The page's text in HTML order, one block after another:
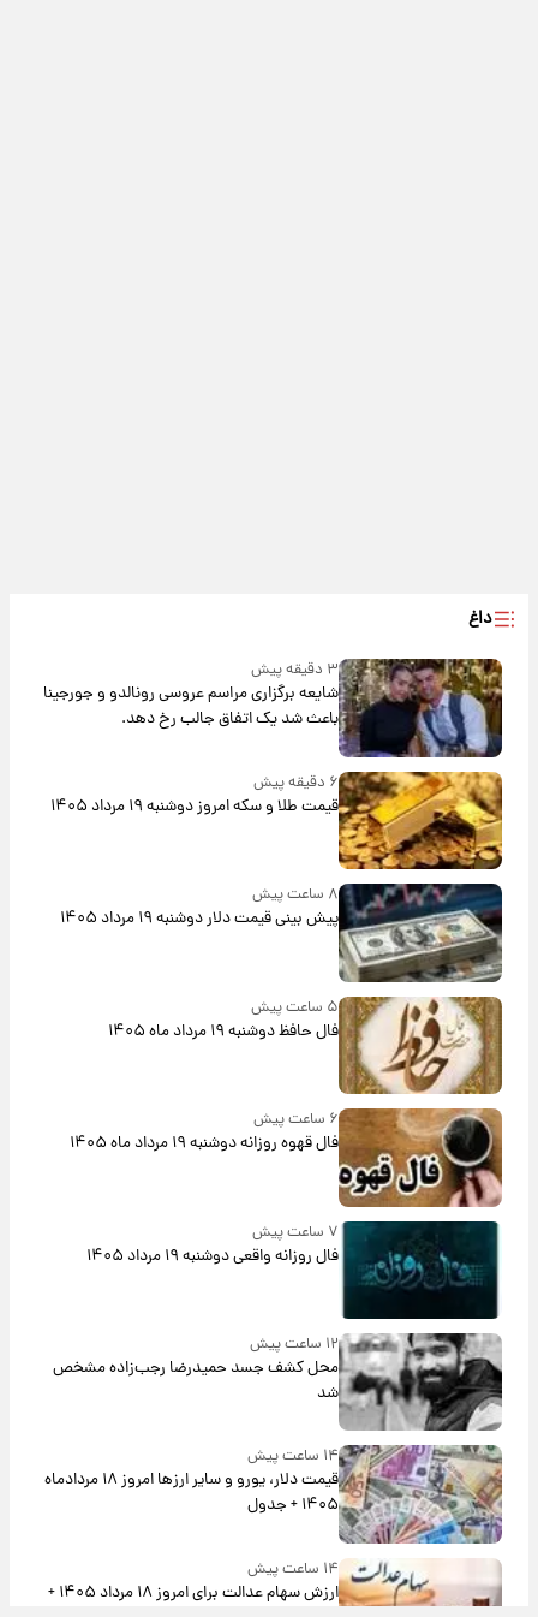
داغ
۳ دقیقه پیش
شایعه برگزاری مراسم عروسی رونالدو و جورجینا
باعث شد یک اتفاق جالب رخ دهد.
۶ دقیقه پیش
قیمت طلا و سکه امروز دوشنبه ۱۹ مرداد ۱۴۰۵
۸ ساعت پیش
پیش‌ بینی قیمت دلار دوشنبه ۱۹ مرداد ۱۴۰۵
۵ ساعت پیش
فال حافظ دوشنبه ۱۹ مرداد ماه ۱۴۰۵
۶ ساعت پیش
فال قهوه روزانه دوشنبه ۱۹ مرداد ماه ۱۴۰۵
فال روزانه واقعی دوشنبه ۱۹ مرداد ۱۴۰۵
۱۲ ساعت پیش
محل کشف جسد حمیدرضا رجب‌زاده مشخص
شد
۱۴ ساعت پیش
قیمت دلار، یورو و سایر ارزها امروز ۱۸ مردادماه
۱۴۰۵ + جدول
۱۴ ساعت پیش
ارزش سهام عدالت برای امروز ۱۸ مرداد ۱۴۰۵ +